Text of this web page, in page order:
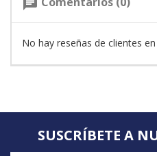
No hay reseñas de clientes
SUSCRÍBETE A